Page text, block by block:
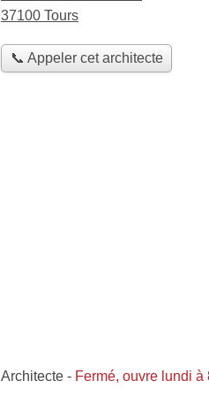
37100 Tours
📞 Appeler cet architecte
Architecte - Fermé, ouvre lundi à